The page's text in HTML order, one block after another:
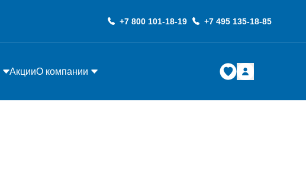
+7 800 101-18-19 +7 495 135-18-85
АкцииО компании